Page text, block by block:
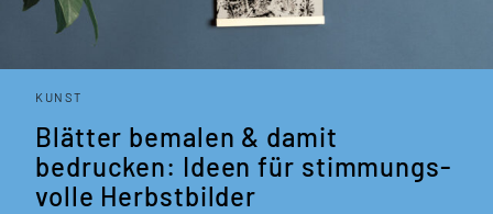
KUNST
Blätter bemalen & damit
bedrucken: Ideen für stim­mungs­
volle Herbstbilder